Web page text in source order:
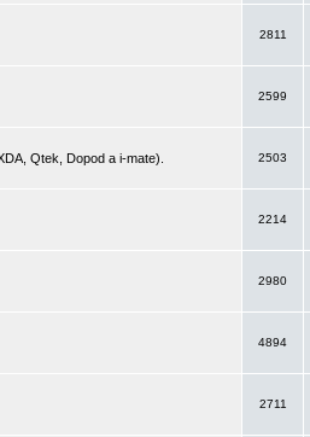
2811
2599
Qtek, Dopod a i-mate).
2503
2214
2980
4894
2711